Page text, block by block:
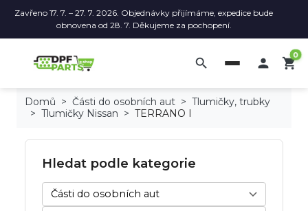
Zavřeno 17. 7. – 27. 7. 2026. Objednávky přijímáme, expedice bude
obnovena od 28. 7. Děkujeme za pochopení.
search  shopping_cart
0
Domů Části do osobních aut
Tlumičky, trubky
Tlumičky Nissan
TERRANO I
Hledat podle kategorie